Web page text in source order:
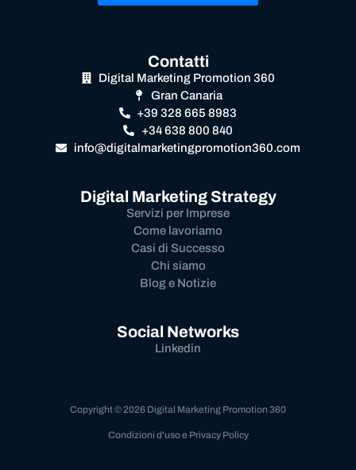
Contatti
Digital Marketing Promotion 360
Gran Canaria
+39 328 665 8983
+34 638 800 840
info@digitalmarketingpromotion360.com
Digital Marketing Strategy
Servizi per Imprese
Come lavoriamo
Casi di Successo
Chi siamo
Blog e Notizie
Social Networks
Linkedin
Copyright © 2026 Digital Marketing Promotion 360
Condizioni d'uso e Privacy Policy